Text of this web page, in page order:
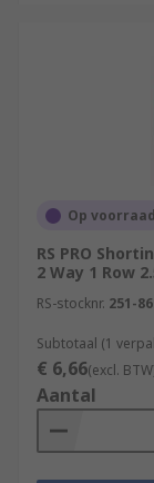
Op voorraad
RS PRO
2 Way 1 Row
RS-stocknr. 251-
Subtotaal (1
€ 6,66(excl.
Aantal